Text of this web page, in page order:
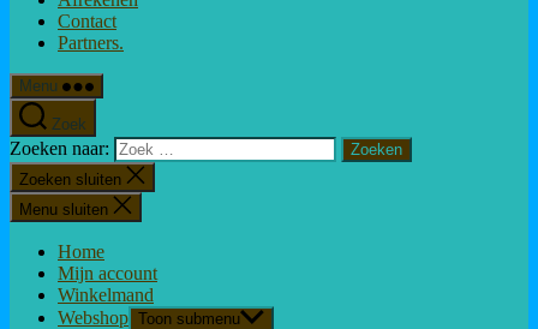
Contact
Partners.
Menu
Zoek
Zoeken naar:
Zoeken sluiten
Menu sluiten
Home
Mijn account
Winkelmand
Webshop Toon submenu